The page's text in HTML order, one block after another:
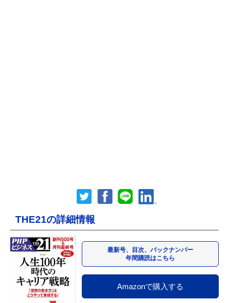
THE21の詳細情報
最新号、目次、バックナンバー
年間購読はこちら
Amazonで購入する